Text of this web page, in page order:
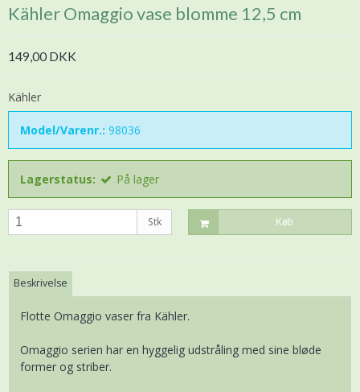
Kähler Omaggio vase blomme 12,5 cm
149,00 DKK
Kähler
Model/Varenr.: 98036
Lagerstatus: På lager
Stk Køb
Beskrivelse
Flotte Omaggio vaser fra Kähler.
Omaggio serien har en hyggelig udstråling med sine bløde
former og striber.